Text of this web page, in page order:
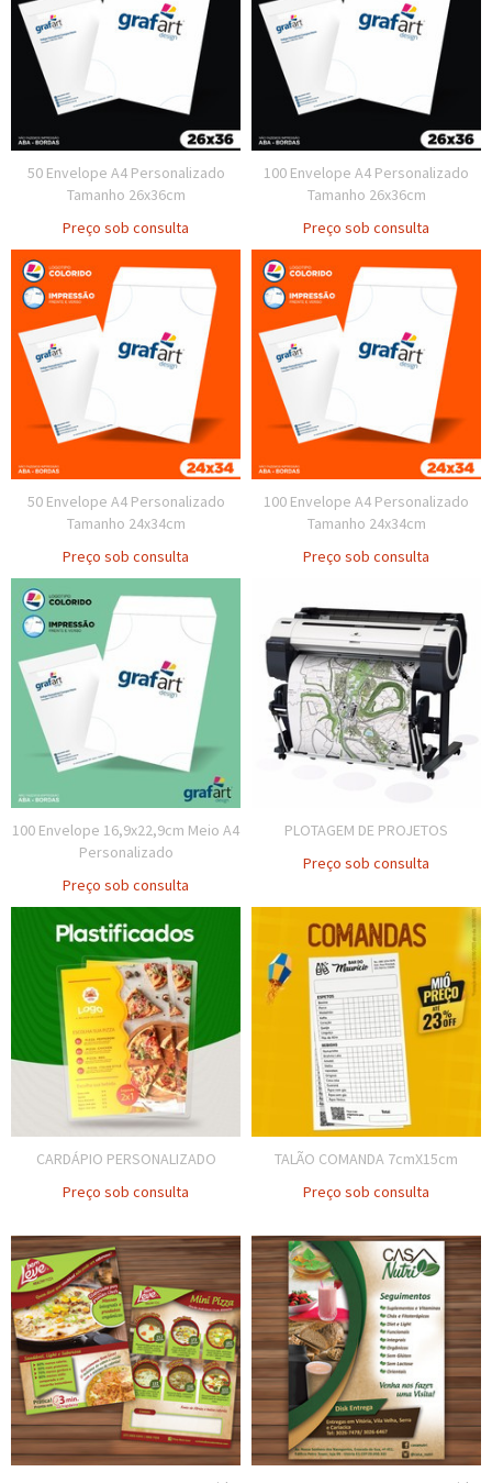
50 Envelope A4 Personalizado
Tamanho 26x36cm
Preço sob consulta
100 Envelope A4 Personalizado
Tamanho 26x36cm
Preço sob consulta
50 Envelope A4 Personalizado
Tamanho 24x34cm
Preço sob consulta
100 Envelope A4 Personalizado
Tamanho 24x34cm
Preço sob consulta
100 Envelope 16,9x22,9cm Meio A4
Personalizado
Preço sob consulta
PLOTAGEM DE PROJETOS
Preço sob consulta
CARDÁPIO PERSONALIZADO
Preço sob consulta
TALÃO COMANDA 7cmX15cm
Preço sob consulta